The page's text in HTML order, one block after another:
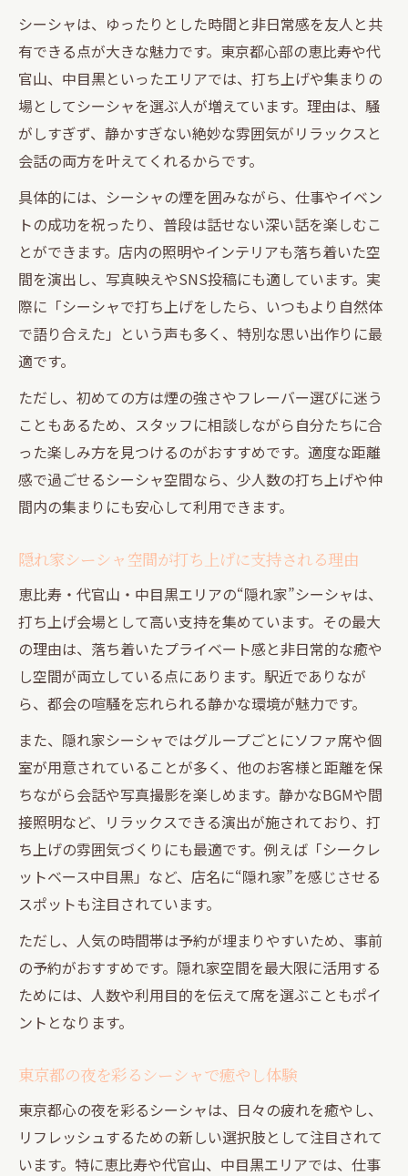
シーシャは、ゆったりとした時間と非日常感を友人と共
有できる点が大きな魅力です。東京都心部の恵比寿や代
官山、中目黒といったエリアでは、打ち上げや集まりの
場としてシーシャを選ぶ人が増えています。理由は、騒
がしすぎず、静かすぎない絶妙な雰囲気がリラックスと
会話の両方を叶えてくれるからです。
具体的には、シーシャの煙を囲みながら、仕事やイベン
トの成功を祝ったり、普段は話せない深い話を楽しむこ
とができます。店内の照明やインテリアも落ち着いた空
間を演出し、写真映えやSNS投稿にも適しています。実
際に「シーシャで打ち上げをしたら、いつもより自然体
で語り合えた」という声も多く、特別な思い出作りに最
適です。
ただし、初めての方は煙の強さやフレーバー選びに迷う
こともあるため、スタッフに相談しながら自分たちに合
った楽しみ方を見つけるのがおすすめです。適度な距離
感で過ごせるシーシャ空間なら、少人数の打ち上げや仲
間内の集まりにも安心して利用できます。
隠れ家シーシャ空間が打ち上げに支持される理由
恵比寿・代官山・中目黒エリアの“隠れ家”シーシャは、
打ち上げ会場として高い支持を集めています。その最大
の理由は、落ち着いたプライベート感と非日常的な癒や
し空間が両立している点にあります。駅近でありなが
ら、都会の喧騒を忘れられる静かな環境が魅力です。
また、隠れ家シーシャではグループごとにソファ席や個
室が用意されていることが多く、他のお客様と距離を保
ちながら会話や写真撮影を楽しめます。静かなBGMや間
接照明など、リラックスできる演出が施されており、打
ち上げの雰囲気づくりにも最適です。例えば「シークレ
ットベース中目黒」など、店名に“隠れ家”を感じさせる
スポットも注目されています。
ただし、人気の時間帯は予約が埋まりやすいため、事前
の予約がおすすめです。隠れ家空間を最大限に活用する
ためには、人数や利用目的を伝えて席を選ぶこともポイ
ントとなります。
東京都の夜を彩るシーシャで癒やし体験
東京都心の夜を彩るシーシャは、日々の疲れを癒やし、
リフレッシュするための新しい選択肢として注目されて
います。特に恵比寿や代官山、中目黒エリアでは、仕事